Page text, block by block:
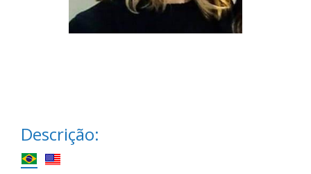
Descrição: